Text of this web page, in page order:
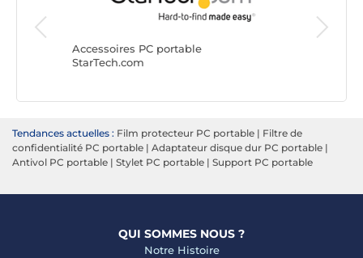
Accessoires PC portable
StarTech.com
Tendances actuelles : Film protecteur PC portable | Filtre de
confidentialité PC portable | Adaptateur disque dur PC portable |
Antivol PC portable | Stylet PC portable | Support PC portable
QUI SOMMES NOUS ?
Notre Histoire